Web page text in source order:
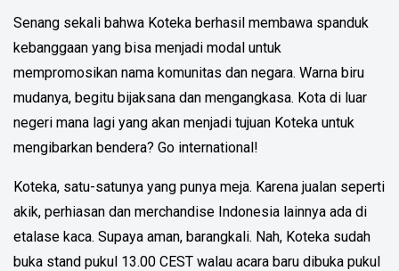
Senang sekali bahwa Koteka berhasil membawa spanduk
kebanggaan yang bisa menjadi modal untuk
mempromosikan nama komunitas dan negara. Warna biru
mudanya, begitu bijaksana dan mengangkasa. Kota di luar
negeri mana lagi yang akan menjadi tujuan Koteka untuk
mengibarkan bendera? Go international!
Koteka, satu-satunya yang punya meja. Karena jualan seperti
akik, perhiasan dan merchandise Indonesia lainnya ada di
etalase kaca. Supaya aman, barangkali. Nah, Koteka sudah
buka stand pukul 13.00 CEST walau acara baru dibuka pukul